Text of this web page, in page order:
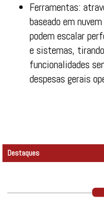
Ferramentas:
baseado em
podem escalar
e sistemas,
funcionalidades
despesas gerais
Destaques